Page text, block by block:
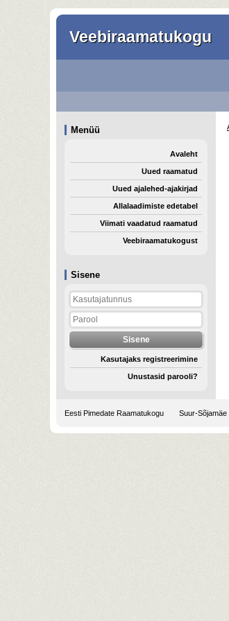
Veebiraamatukogu
Sisene
Kasutajaks registreerimine
Unustasid parooli?
Menüü
Avaleht
Uued raamatud
Uued ajalehed-ajakirjad
Allalaadimiste edetabel
Viimati vaadatud raamatud
Veebiraamatukogust
Eesti Pimedate Raamatukogu Suur-Sõjamäe